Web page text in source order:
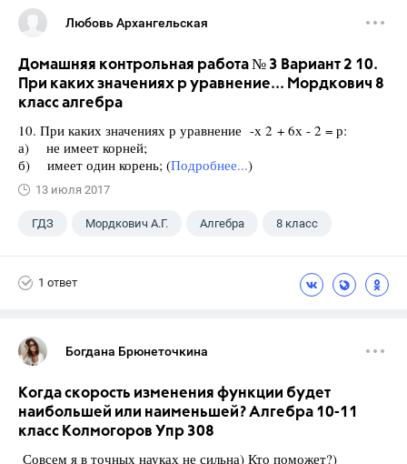
Любовь Архангельская
Домашняя контрольная работа № 3 Вариант 2 10.
При каких значениях р уравнение... Мордкович 8
класс алгебра
10. При каких значениях р уравнение -х 2 + 6х - 2 = р:
а) не имеет корней;
б) имеет один корень; (Подробнее...)
13 июля 2017
ГДЗ Мордкович А.Г. Алгебра 8 класс
1 ответ
Богдана Брюнеточкина
Когда скорость изменения функции будет
наибольшей или наименьшей? Алгебра 10-11
класс Колмогоров Упр 308
Совсем я в точных науках не сильна) Кто поможет?)